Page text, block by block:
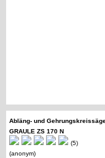
Abläng- und
GRAULE ZS 170 N
(5)
(anonym)